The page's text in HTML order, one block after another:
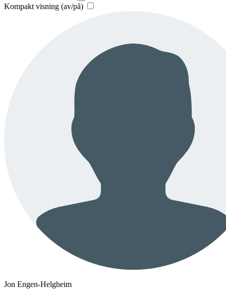
Kompakt visning (av/på)
Jon Engen-Helgheim